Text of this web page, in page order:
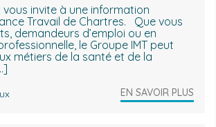
vous invite à une information
Travail de Chartres. Que vous
demandeurs d’emploi ou en
le Groupe IMT peut
métiers de la santé et de la
EN SAVOIR PLUS